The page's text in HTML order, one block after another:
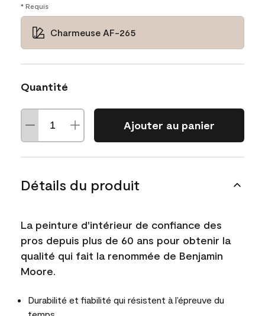
* Requis
Charmeuse AF-265
Quantité
Ajouter au panier
Détails du produit
La peinture d'intérieur de confiance des
pros depuis plus de 60 ans pour obtenir la
qualité qui fait la renommée de Benjamin
Moore.
Durabilité et fiabilité qui résistent à l’épreuve du
temps